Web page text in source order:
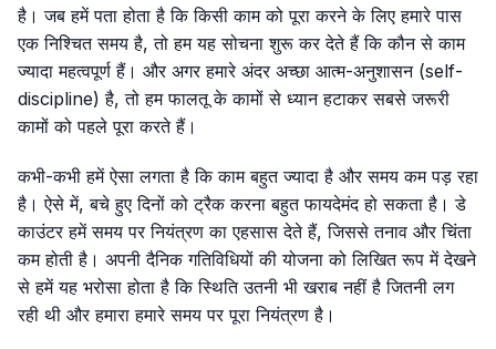
है। जब हमें पता होता है कि किसी काम को पूरा करने के लिए हमारे पास
एक निश्चित समय है, तो हम यह सोचना शुरू कर देते हैं कि कौन से काम
ज्यादा महत्वपूर्ण हैं। और अगर हमारे अंदर अच्छा आत्म-अनुशासन (self-
discipline) है, तो हम फालतू के कामों से ध्यान हटाकर सबसे जरूरी
कामों को पहले पूरा करते हैं।
कभी-कभी हमें ऐसा लगता है कि काम बहुत ज्यादा है और समय कम पड़ रहा
है। ऐसे में, बचे हुए दिनों को ट्रैक करना बहुत फायदेमंद हो सकता है। डे
काउंटर हमें समय पर नियंत्रण का एहसास देते हैं, जिससे तनाव और चिंता
कम होती है। अपनी दैनिक गतिविधियों की योजना को लिखित रूप में देखने
से हमें यह भरोसा होता है कि स्थिति उतनी भी खराब नहीं है जितनी लग
रही थी और हमारा हमारे समय पर पूरा नियंत्रण है।